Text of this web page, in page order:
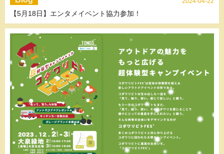
【5月18日】エンタメイベント協力参加！